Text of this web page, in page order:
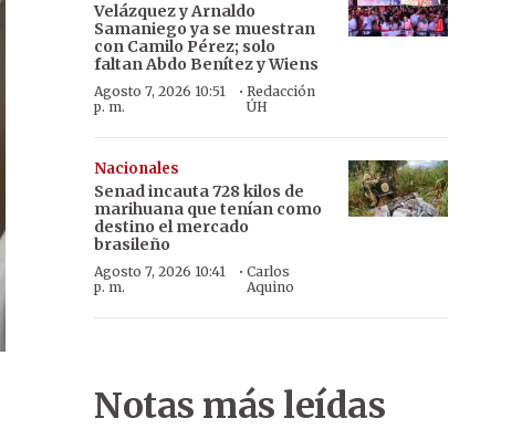
Velázquez y Arnaldo
Samaniego ya se muestran
con Camilo Pérez; solo
faltan Abdo Benítez y Wiens
Agosto 7, 2026 10:51
p. m.
·Redacción
ÚH
Nacionales
Senad incauta 728 kilos de
marihuana que tenían como
destino el mercado
brasileño
Agosto 7, 2026 10:41
p. m.
· Carlos
Aquino
Notas más leídas